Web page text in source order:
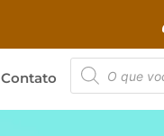
Contato